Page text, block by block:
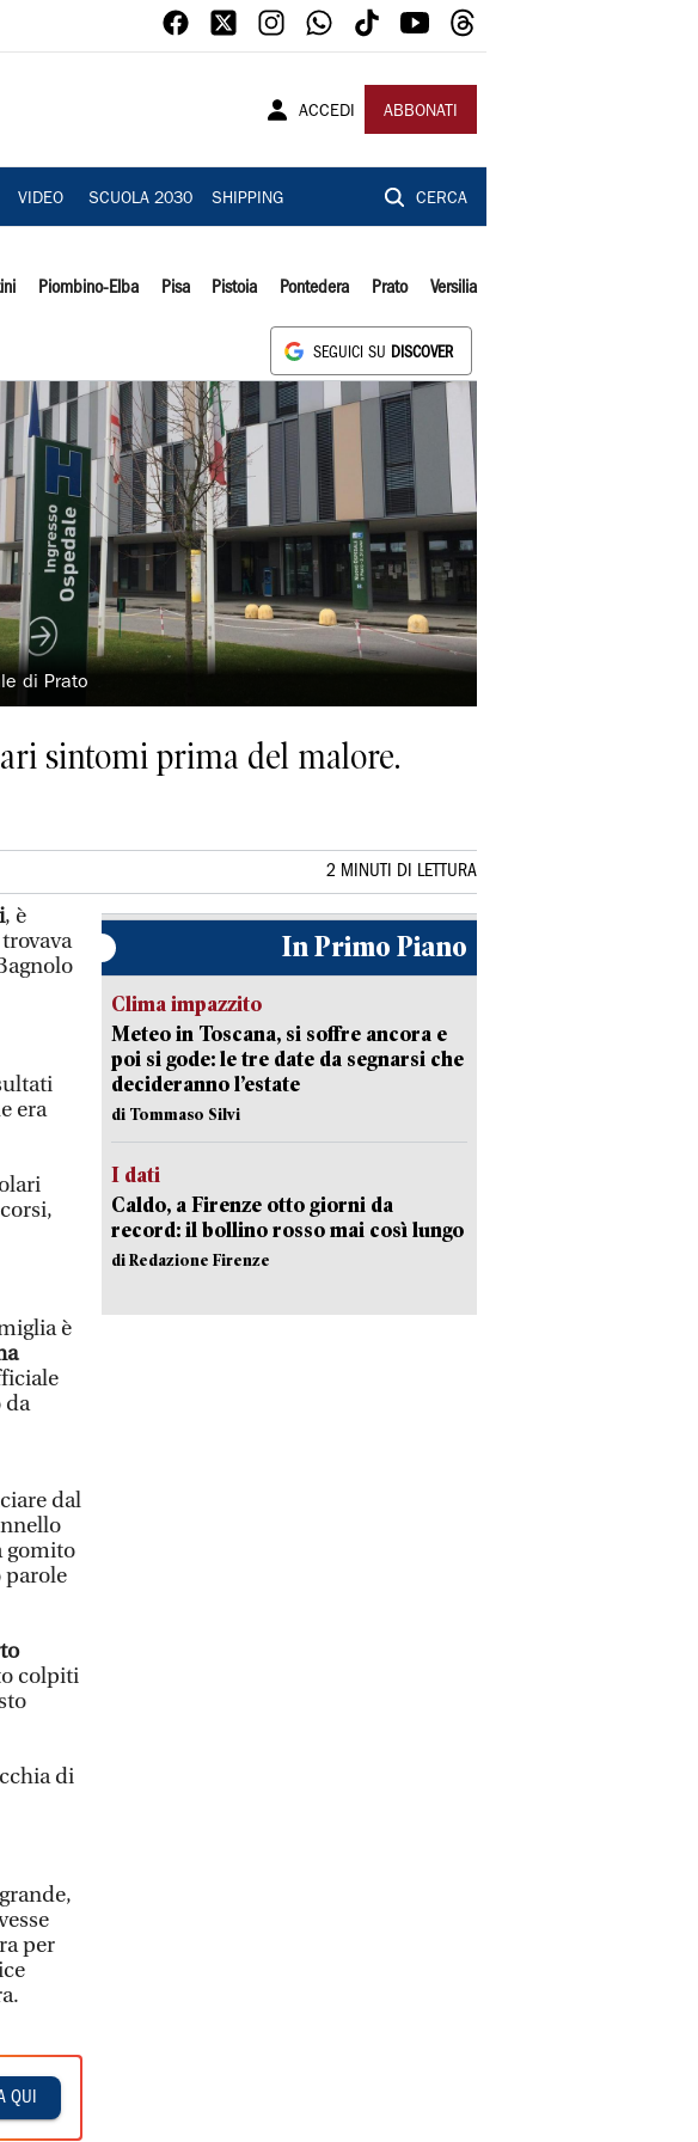
ACCEDI ABBONATI
VIDEO SCUOLA 2030 SHIPPING CERCA
Piombino-Elba Pisa Pistoia Pontedera Prato Versilia
SEGUICI SU DISCOVER
di Prato
sintomi prima del malore.
2 MINUTI DI LETTURA
, è
era
è
da
dal
gomito
parole
colpiti
di
per
QUI
In Primo Piano
Clima impazzito
Meteo in Toscana, si soffre ancora e
poi si gode: le tre date da segnarsi che
decideranno l’estate
di Tommaso Silvi
I dati
Caldo, a Firenze otto giorni da
record: il bollino rosso mai così lungo
di Redazione Firenze